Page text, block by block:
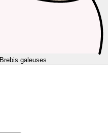
Brebis galeuses